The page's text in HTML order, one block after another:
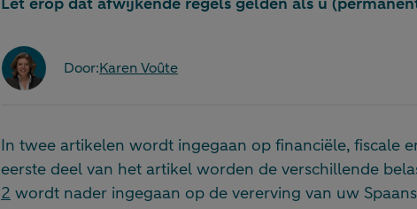
Door:Karen Voûte
In twee artikelen wordt ingegaan op financiële, fiscale
eerste deel van het artikel worden de verschillende
2 wordt nader ingegaan op de vererving van uw